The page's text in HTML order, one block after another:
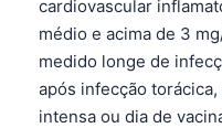
cardiovascular
médio e acima de 3
medido longe de
após infecção
intensa ou dia de